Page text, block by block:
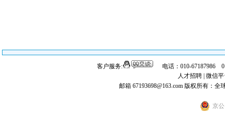
客户服务:
电话：010-67187986
人才招聘 微信
邮箱 67193698@163.com 版权所有：全
京公